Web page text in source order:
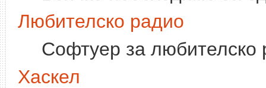
Любителско радио
Софтуер за любителско
Хаскел